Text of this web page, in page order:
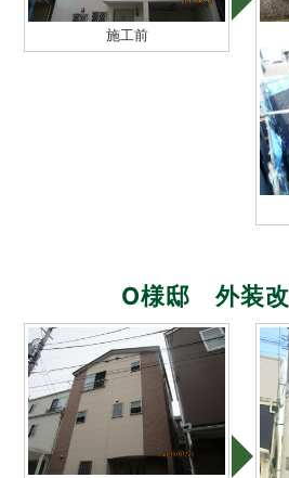
施工前
O様邸 外装